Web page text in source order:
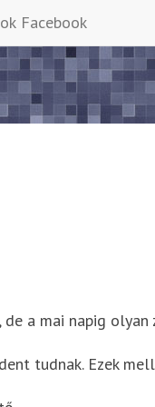
Facebook
de a mai napig
tudnak. Ezek